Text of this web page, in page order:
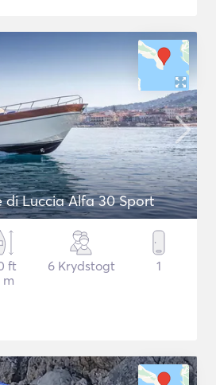
di Luccia Alfa 30 Sport
ft
m
6 Krydstogt 1